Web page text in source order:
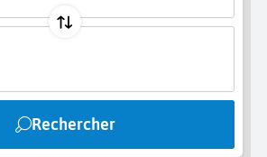
Rechercher